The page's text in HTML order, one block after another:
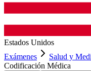
Estados Unidos
Exámenes
Salud y
Codificación Médica